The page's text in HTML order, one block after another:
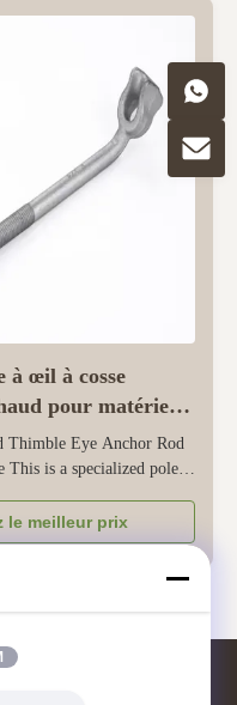
à œil à cosse
pour matériel
Thimble Eye Anchor Rod
This is a specialized pole
communication lines onto
dip galvanized surface
le meilleur prix